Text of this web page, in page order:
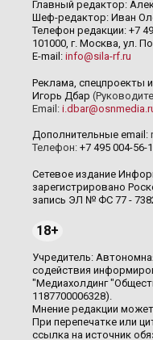
Главный редактор:
Шеф-редактор: Иван
Телефон редакции: +7
101000, г. Москва, ул.
E-mail: info@sila-rf.ru
Реклама, спецпроекты
Игорь Дбар
Email:
Дополнительные email:
Телефон: +7 495 004-56-
Сетевое издание
зарегистрировано
запись ЭЛ № ФС 77 -
18+
Учредитель:
содействия
"Медиахолдинг
1187700006328).
Мнение редакции
При перепечатке или
ссылка на источник